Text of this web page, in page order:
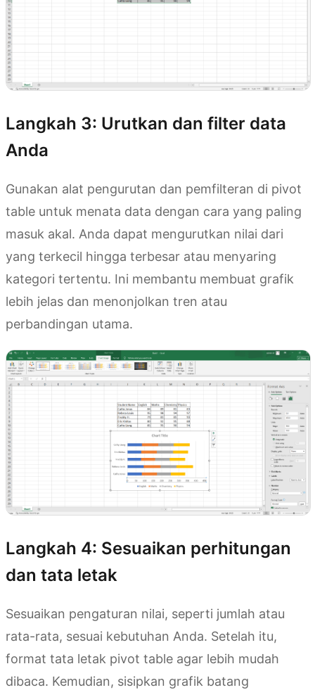
Langkah 3: Urutkan dan filter data
Anda
Gunakan alat pengurutan dan pemfilteran di pivot
table untuk menata data dengan cara yang paling
masuk akal. Anda dapat mengurutkan nilai dari
yang terkecil hingga terbesar atau menyaring
kategori tertentu. Ini membantu membuat grafik
lebih jelas dan menonjolkan tren atau
perbandingan utama.
Langkah 4: Sesuaikan perhitungan
dan tata letak
Sesuaikan pengaturan nilai, seperti jumlah atau
rata-rata, sesuai kebutuhan Anda. Setelah itu,
format tata letak pivot table agar lebih mudah
dibaca. Kemudian, sisipkan grafik batang